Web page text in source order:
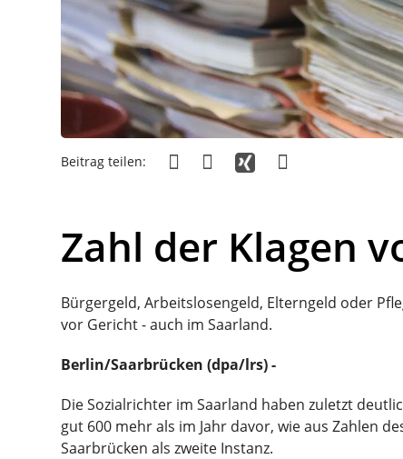
Beitrag teilen:
Zahl der Klagen
Bürgergeld, Arbeitslosengeld, Elterngeld oder
vor Gericht - auch im Saarland.
Berlin/Saarbrücken (dpa/lrs) -
Die Sozialrichter im Saarland haben zuletzt
gut 600 mehr als im Jahr davor, wie aus Zahlen
Saarbrücken als zweite Instanz.